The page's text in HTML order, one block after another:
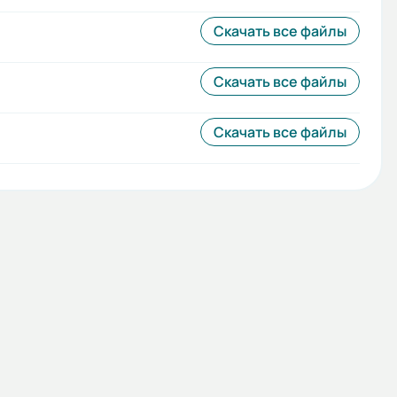
Скачать все файлы
Скачать все файлы
Скачать все файлы